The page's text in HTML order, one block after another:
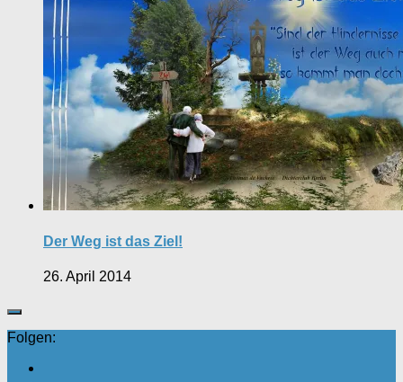
Der Weg ist das Ziel!
26. April 2014
Folgen: